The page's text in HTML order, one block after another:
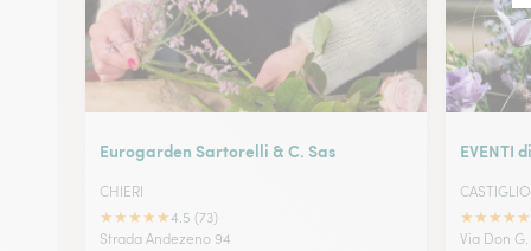
Eurogarden Sartorelli & C. Sas
CHIERI
★★★★★4.5 (73)
Strada Andezeno 94
EVENTI
★★★★★
Via Don